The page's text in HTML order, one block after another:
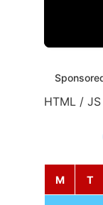
HTML /
M
T